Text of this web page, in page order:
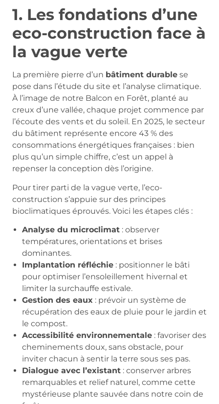
1. Les fondations d’une
eco-construction face à
la vague verte
La première pierre d’un bâtiment durable se
pose dans l’étude du site et l’analyse climatique.
À l’image de notre Balcon en Forêt, planté au
creux d’une vallée, chaque projet commence par
l’écoute des vents et du soleil. En 2025, le secteur
du bâtiment représente encore 43 % des
consommations énergétiques françaises : bien
plus qu’un simple chiffre, c’est un appel à
repenser la conception dès l’origine.
Pour tirer parti de la vague verte, l’eco-
construction s’appuie sur des principes
bioclimatiques éprouvés. Voici les étapes clés :
Analyse du microclimat : observer
températures, orientations et brises
dominantes.
Implantation réfléchie : positionner le bâti
pour optimiser l’ensoleillement hivernal et
limiter la surchauffe estivale.
Gestion des eaux : prévoir un système de
récupération des eaux de pluie pour le jardin et
le compost.
Accessibilité environnementale : favoriser des
cheminements doux, sans obstacle, pour
inviter chacun à sentir la terre sous ses pas.
Dialogue avec l’existant : conserver arbres
remarquables et relief naturel, comme cette
mystérieuse plante sauvée dans notre coin de